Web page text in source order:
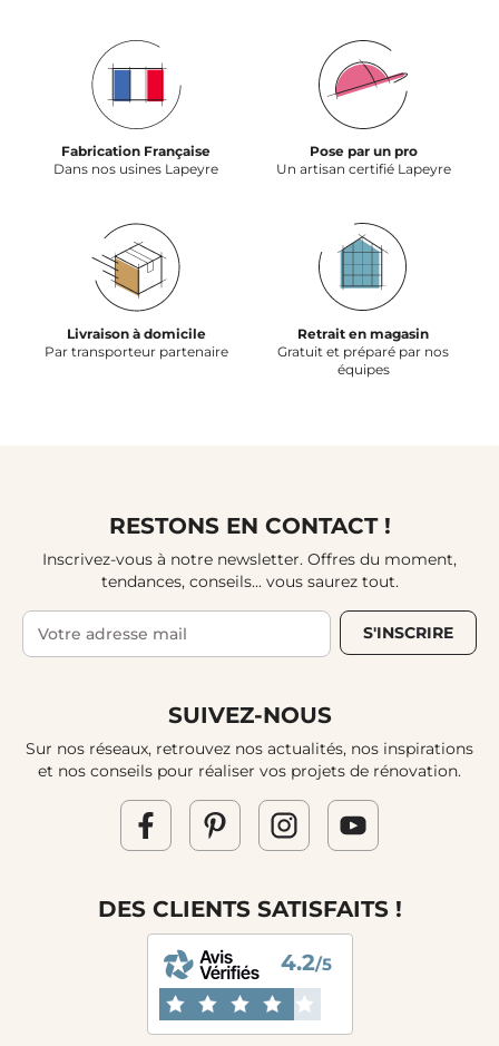
Fabrication Française
Dans nos usines Lapeyre
Pose par un pro
Un artisan certifié Lapeyre
Livraison à domicile
Par transporteur partenaire
Retrait en magasin
Gratuit et préparé par nos
équipes
RESTONS EN CONTACT !
Inscrivez-vous à notre newsletter. Offres du moment,
tendances, conseils... vous saurez tout.
S'INSCRIRE
SUIVEZ-NOUS
Sur nos réseaux, retrouvez nos actualités, nos inspirations
et nos conseils pour réaliser vos projets de rénovation.
DES CLIENTS SATISFAITS !
4.2/5